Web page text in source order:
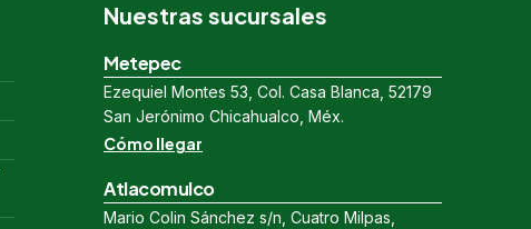
Nuestras sucursales
Metepec
Ezequiel Montes 53, Col. Casa Blanca, 52179
San Jerónimo Chicahualco, Méx.
Cómo llegar
Atlacomulco
Mario Colin Sánchez s/n, Cuatro Milpas,